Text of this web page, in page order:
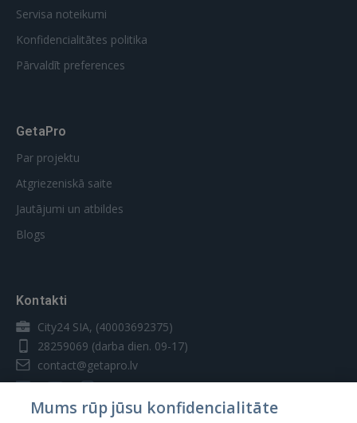
Servisa noteikumi
Konfidencialitātes politika
Pārvaldīt preferences
GetaPro
Par projektu
Atgriezeniskā saite
Jautājumi un atbildes
Blogs
Kontakti
City24 SIA, (40003692375)
28259069 (darba dien. 09-17)
contact@getapro.lv
Mums rūp jūsu konfidencialitāte